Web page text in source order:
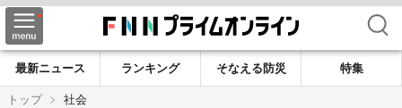
検索
最新ニュース ランキング そなえる防災
特集
トップ
社会